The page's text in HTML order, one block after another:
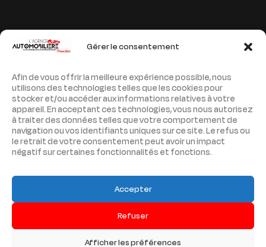
Gérer le consentement
Afin de vous offrir la meilleure expérience possible, nous
utilisons des technologies telles que les cookies pour
stocker et/ou accéder aux informations relatives à votre
appareil. En acceptant ces technologies, vous nous autorisez
à traiter des données telles que votre comportement de
navigation ou vos identifiants uniques sur ce site. Le refus ou
le retrait de votre consentement peut avoir un impact
négatif sur certaines fonctionnalités et fonctions.
Accepter
Refuser
Afficher les préférences
PAGES LÉGALES
MENTIONS LÉGALES
POLITIQUE DE CONFIDENTIALITÉ
PLAN DE SITE
Copyright © 2026 L'Agence Automobilière
Franchise. Tous droits réservés.